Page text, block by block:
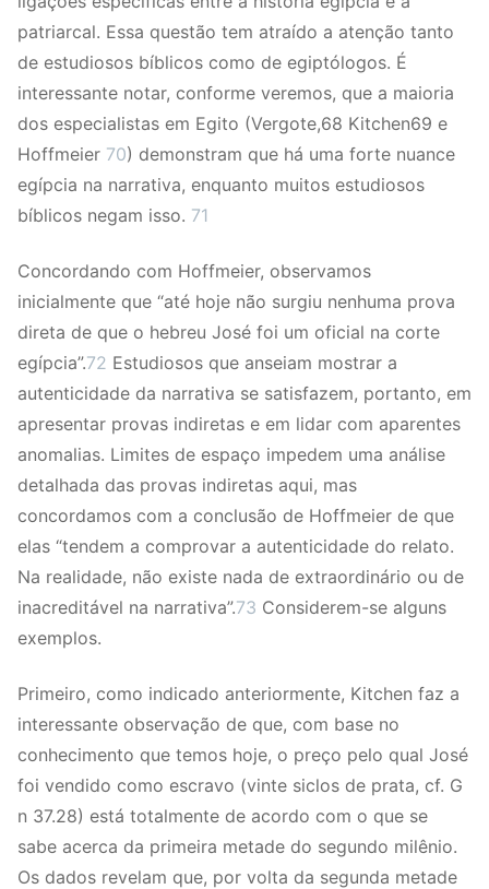
patriarcal. Essa questão tem atraído a atenção tanto
de estudiosos bíblicos como de egiptólogos. É
interessante notar, conforme veremos, que a maioria
dos especialistas em Egito (Vergote,68 Kitchen69 e
Hoffmeier 70) demonstram que há uma forte nuance
egípcia na narrativa, enquanto muitos estudiosos
bíblicos negam isso. 71
Concordando com Hoffmeier, observamos
inicialmente que “até hoje não surgiu nenhuma prova
direta de que o hebreu José foi um oficial na corte
egípcia”.72 Estudiosos que anseiam mostrar a
autenticidade da narrativa se satisfazem, portanto, em
apresentar provas indiretas e em lidar com aparentes
anomalias. Limites de espaço impedem uma análise
detalhada das provas indiretas aqui, mas
concordamos com a conclusão de Hoffmeier de que
elas “tendem a comprovar a autenticidade do relato.
Na realidade, não existe nada de extraordinário ou de
inacreditável na narrativa”.73 Considerem-se alguns
exemplos.
Primeiro, como indicado anteriormente, Kitchen faz a
interessante observação de que, com base no
conhecimento que temos hoje, o preço pelo qual José
foi vendido como escravo (vinte siclos de prata, cf. G
n 37.28) está totalmente de acordo com o que se
sabe acerca da primeira metade do segundo milênio.
Os dados revelam que, por volta da segunda metade